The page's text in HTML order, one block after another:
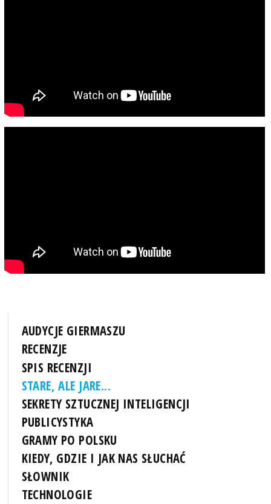
AUDYCJE GIERMASZU
RECENZJE
SPIS RECENZJI
STARE, ALE JARE...
SEKRETY SZTUCZNEJ INTELIGENCJI
PUBLICYSTYKA
GRAMY PO POLSKU
KIEDY, GDZIE I JAK NAS SŁUCHAĆ
SŁOWNIK
TECHNOLOGIE